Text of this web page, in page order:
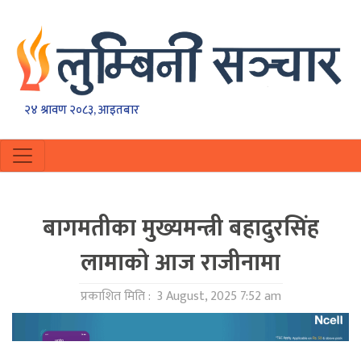
२४ श्रावण २०८३, आइतबार
बागमतीका मुख्यमन्त्री बहादुरसिंह
लामाको आज राजीनामा
प्रकाशित मिति : 3 August, 2025 7:52 am